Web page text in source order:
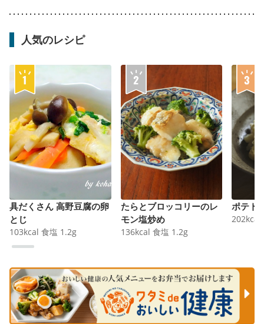
人気のレシピ
具だくさん 高野豆腐の卵
とじ
103kcal 食塩 1.2g
たらとブロッコリーのレ
モン塩炒め
136kcal 食塩 1.2g
ポテト
202kcal